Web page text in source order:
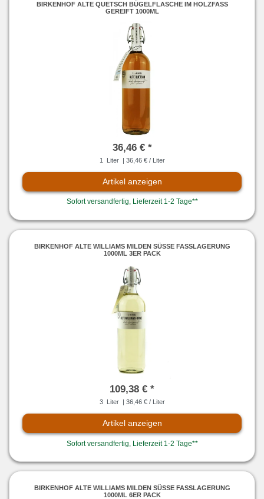
BIRKENHOF ALTE QUETSCH BÜGELFLASCHE IM HOLZFASS
GEREIFT 1000ML
36,46 € *
1 Liter | 36,46 € / Liter
Artikel anzeigen
Sofort versandfertig, Lieferzeit 1-2 Tage**
BIRKENHOF ALTE WILLIAMS MILDEN SÜSSE FASSLAGERUNG 1
000ML 3ER PACK
109,38 € *
3 Liter | 36,46 € / Liter
Artikel anzeigen
Sofort versandfertig, Lieferzeit 1-2 Tage**
BIRKENHOF ALTE WILLIAMS MILDEN SÜSSE FASSLAGERUNG 1
000ML 6ER PACK